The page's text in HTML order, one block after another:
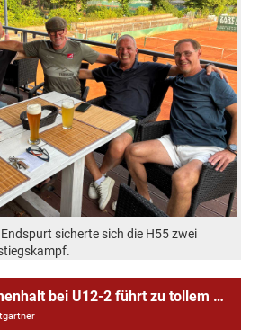
sicherte sich die H55 zwei
🤗Großer Zusammenhalt bei U12-2 führt zu tollem Abschluss der Saison!